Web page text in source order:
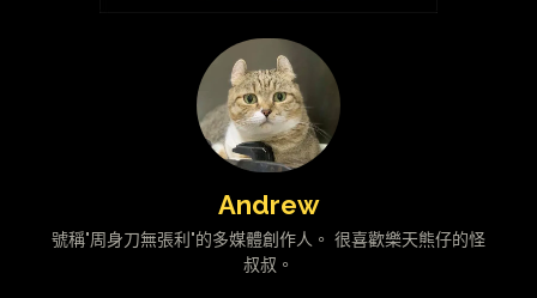
Andrew
號稱"周身刀無張利"的多媒體創作人。 很喜歡樂天熊仔的怪
叔叔。